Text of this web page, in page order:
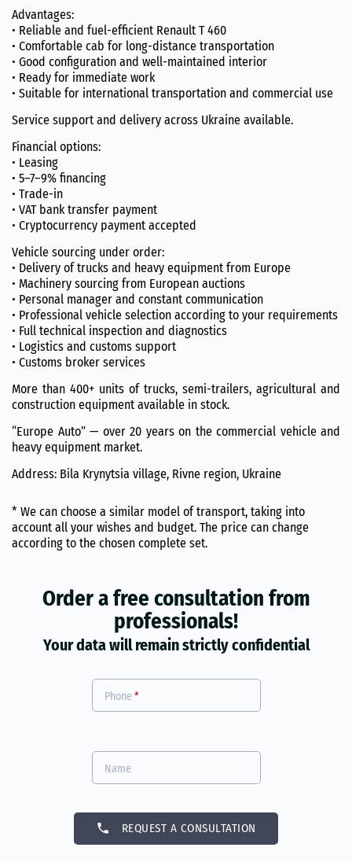
Advantages:
• Reliable and fuel-efficient Renault T 460
• Comfortable cab for long-distance transportation
• Good configuration and well-maintained interior
• Ready for immediate work
• Suitable for international transportation and commercial use
Service support and delivery across Ukraine available.
Financial options:
• Leasing
• 5–7–9% financing
• Trade-in
• VAT bank transfer payment
• Cryptocurrency payment accepted
Vehicle sourcing under order:
• Delivery of trucks and heavy equipment from Europe
• Machinery sourcing from European auctions
• Personal manager and constant communication
• Professional vehicle selection according to your requirements
• Full technical inspection and diagnostics
• Logistics and customs support
• Customs broker services
More than 400+ units of trucks, semi-trailers, agricultural and
construction equipment available in stock.
“Europe Auto” — over 20 years on the commercial vehicle and
heavy equipment market.
Address: Bila Krynytsia village, Rivne region, Ukraine
* We can choose a similar model of transport, taking into
account all your wishes and budget. The price can change
according to the chosen complete set.
Order a free consultation from
professionals!
Your data will remain strictly confidential
Phone*
Name
phone REQUEST A CONSULTATION